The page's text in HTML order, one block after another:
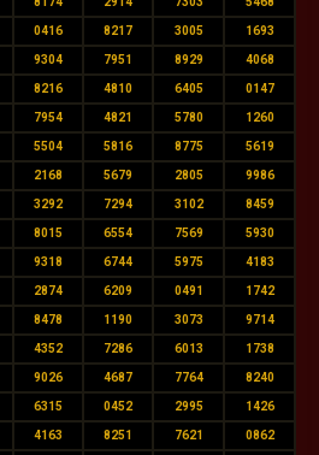
0416 8217 3005 1693
9304 7951 8929 4068
8216 4810 6405 0147
7954 4821 5780 1260
5504 5816 8775 5619
2168 5679 2805 9986
3292 7294 3102 8459
8015 6554 7569 5930
9318 6744 5975 4183
2874 6209 0491 1742
8478 1190 3073 9714
4352 7286 6013 1738
9026 4687 7764 8240
6315 0452 2995 1426
4163 8251 7621 0862